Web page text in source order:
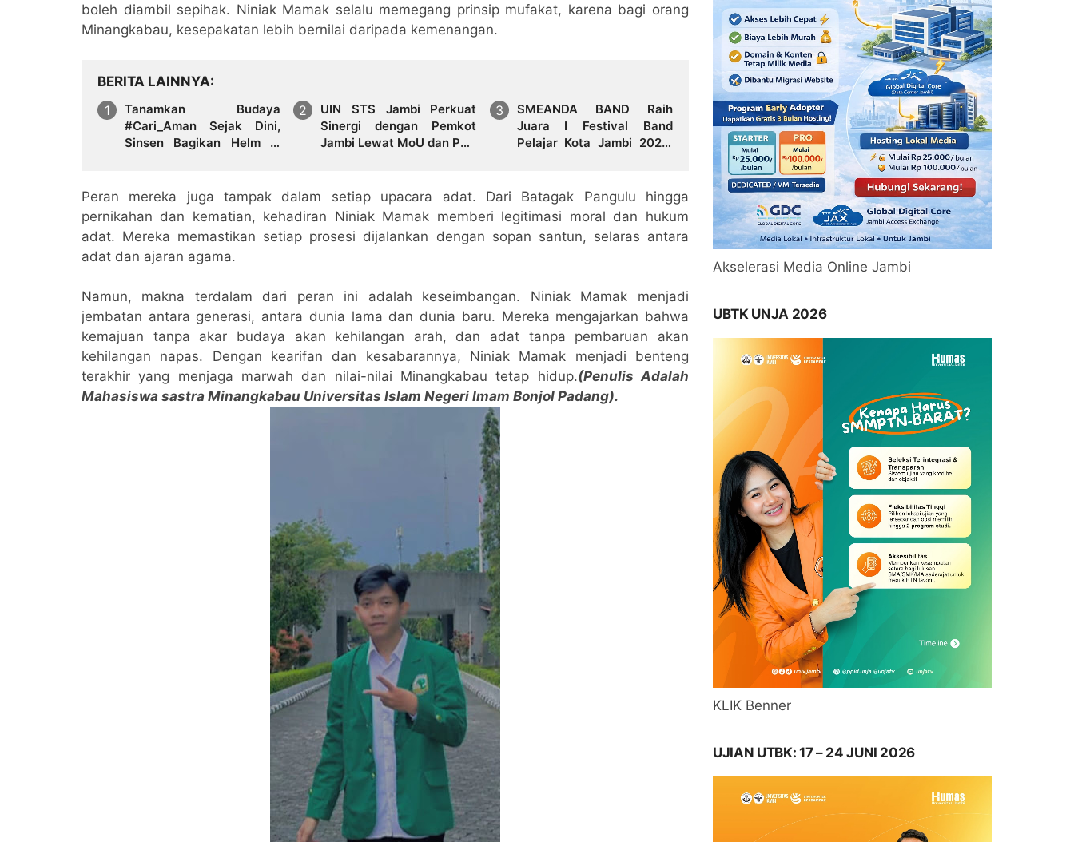
boleh diambil sepihak. Niniak Mamak selalu memegang prinsip mufakat, karena bagi orang
Minangkabau, kesepakatan lebih bernilai daripada kemenangan.
BERITA LAINNYA
Tanamkan Budaya
#Cari_Aman Sejak Dini,
Sinsen Bagikan Helm di
UIN STS Jambi Perkuat
Sinergi dengan Pemkot
Jambi Lewat MoU dan PKS
SMEANDA BAND Raih
Juara I Festival Band
Pelajar Kota Jambi 2026,
Peran mereka juga tampak dalam setiap upacara adat. Dari Batagak Pangulu hingga
pernikahan dan kematian, kehadiran Niniak Mamak memberi legitimasi moral dan hukum
adat. Mereka memastikan setiap prosesi dijalankan dengan sopan santun, selaras antara
adat dan ajaran agama.
Namun, makna terdalam dari peran ini adalah keseimbangan. Niniak Mamak menjadi
jembatan antara generasi, antara dunia lama dan dunia baru. Mereka mengajarkan bahwa
kemajuan tanpa akar budaya akan kehilangan arah, dan adat tanpa pembaruan akan
kehilangan napas. Dengan kearifan dan kesabarannya, Niniak Mamak menjadi benteng
terakhir yang menjaga marwah dan nilai-nilai Minangkabau tetap hidup.(Penulis Adalah
Mahasiswa sastra Minangkabau Universitas Islam Negeri Imam Bonjol Padang).
Akselerasi Media Online Jambi
UBTK UNJA 2026
KLIK Benner
UJIAN UTBK: 17 – 24 JUNI 2026